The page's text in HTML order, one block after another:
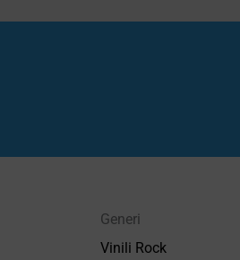
Generi
Vinili Rock